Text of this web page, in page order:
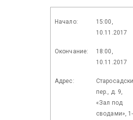
Начало:
15:00,
10.11.2017
Окончание:
18:00,
10.11.2017
Адрес:
пер., д. 9,
«Зал под
сводами»,